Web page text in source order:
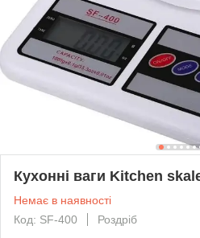
Кухонні ваги Kitchen
Немає в наявності
Код: SF-400
Роздріб